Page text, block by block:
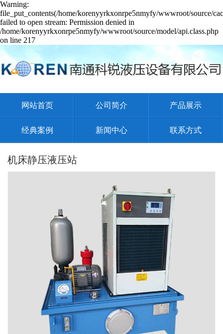
Warning:
file_put_contents(/home/korenyyrkxonrpe5nmyfy/wwwroot/source/
failed to open stream: Permission denied in
/home/korenyyrkxonrpe5nmyfy/wwwroot/source/model/api.class.php
on line 217
网站首页 公司简介 产品展示
经典案例 新闻中心 联系方式
机床静压液压站